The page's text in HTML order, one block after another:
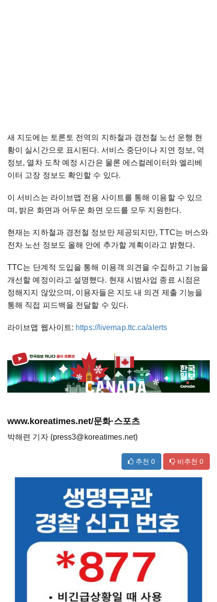
새 지도에는 토론토 전역의 지하철과 경전철 노선 운행 현
황이 실시간으로 표시된다. 서비스 중단이나 지연 정보, 역
정보, 열차 도착 예정 시간은 물론 에스컬레이터와 엘리베
이터 고장 정보도 확인할 수 있다.
이 서비스는 라이브맵 전용 사이트를 통해 이용할 수 있으
며, 밝은 화면과 어두운 화면 모드를 모두 지원한다.
현재는 지하철과 경전철 정보만 제공되지만, TTC는 버스와
전차 노선 정보도 올해 안에 추가할 계획이라고 밝혔다.
TTC는 단계적 도입을 통해 이용객 의견을 수집하고 기능을
개선할 예정이라고 설명했다. 현재 시범사업 종료 시점은
정해지지 않았으며, 이용자들은 지도 내 의견 제출 기능을
통해 직접 피드백을 전달할 수 있다.
라이브맵 웹사이트: https://livemap.ttc.ca/alerts
www.koreatimes.net/문화·스포츠
박해련 기자 (press3@koreatimes.net)
추천 0 비추천 0